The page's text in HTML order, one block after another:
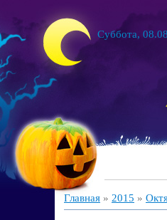
Суббота,
Главная » 2015 »